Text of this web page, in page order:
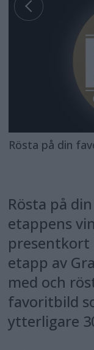
Rösta på din
Rösta på
etappens
presentkort
etapp av
med och
favoritbild
ytterligare